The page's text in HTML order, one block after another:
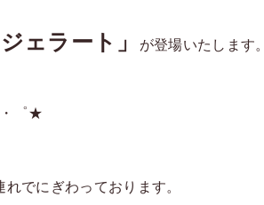
ェラート」 が登場いたします。
・゜★
でにぎわっております。